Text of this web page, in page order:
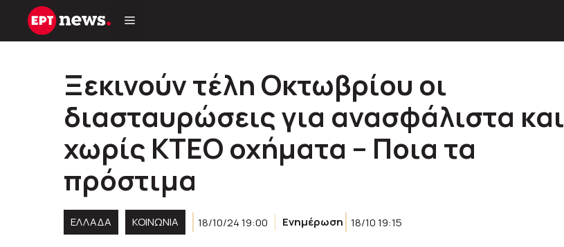
Μετάβαση
Ξεκινούν τέλη Οκτωβρίου οι
διασταυρώσεις για ανασφάλιστα και
χωρίς ΚΤΕΟ οχήματα – Ποια τα
πρόστιμα
ΕΛΛΑΔΑ ΚΟΙΝΩΝΊΑ 18/10/24 19:00 Ενημέρωση 18/10 19:15